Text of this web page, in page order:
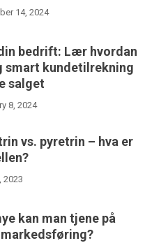
14, 2024
bedrift: Lær hvordan
smart kundetilrekning
salget
8, 2024
vs. pyretrin – hva er
2023
kan man tjene på